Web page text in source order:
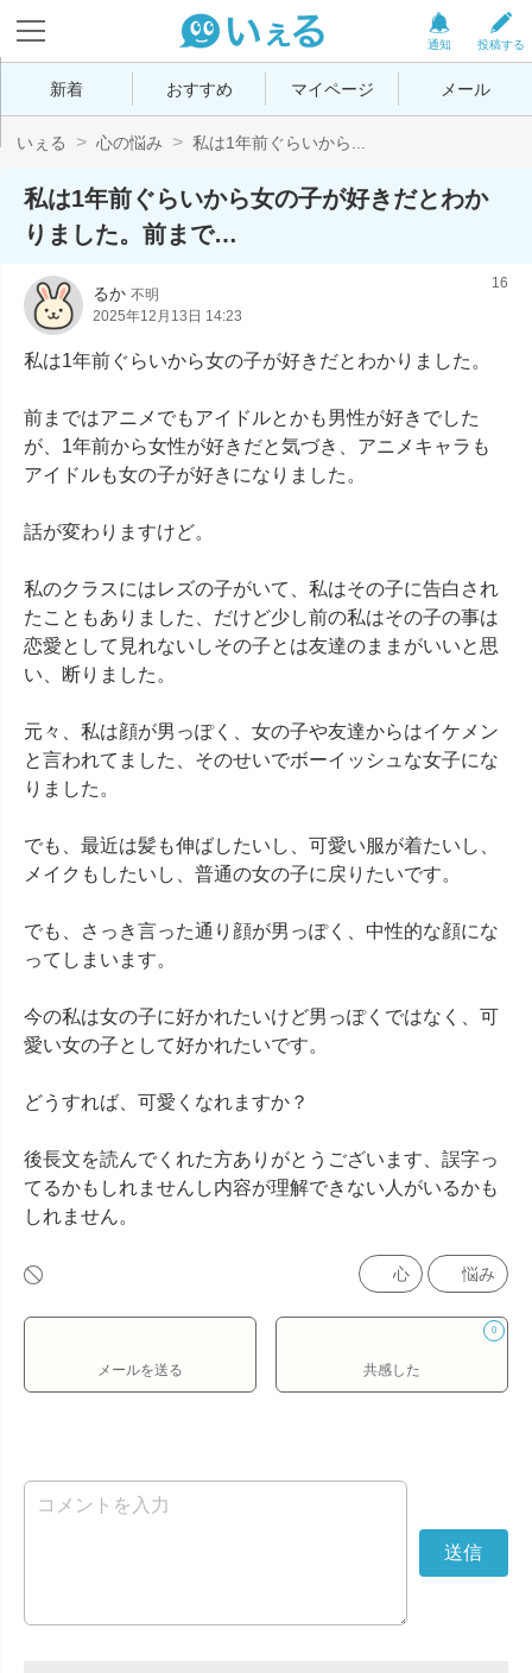
投稿する
通知
新着 おすすめ マイページ メール
いぇる 心の悩み 私は1年前ぐらいから...
私は1年前ぐらいから女の子が好きだとわか
りました。前まで…
るか 不明
2025年12月13日 14:23
16
私は1年前ぐらいから女の子が好きだとわかりました。
前まではアニメでもアイドルとかも男性が好きでした
が、1年前から女性が好きだと気づき、アニメキャラも
アイドルも女の子が好きになりました。
話が変わりますけど。
私のクラスにはレズの子がいて、私はその子に告白され
たこともありました、だけど少し前の私はその子の事は
恋愛として見れないしその子とは友達のままがいいと思
い、断りました。
元々、私は顔が男っぽく、女の子や友達からはイケメン
と言われてました、そのせいでボーイッシュな女子にな
りました。
でも、最近は髪も伸ばしたいし、可愛い服が着たいし、
メイクもしたいし、普通の女の子に戻りたいです。
でも、さっき言った通り顔が男っぽく、中性的な顔にな
ってしまいます。
今の私は女の子に好かれたいけど男っぽくではなく、可
愛い女の子として好かれたいです。
どうすれば、可愛くなれますか？
後長文を読んでくれた方ありがとうございます、誤字っ
てるかもしれませんし内容が理解できない人がいるかも
しれません。
心 悩み
メールを送る
0
共感した